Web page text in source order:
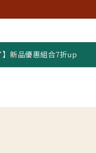
】新品優惠組合7折up